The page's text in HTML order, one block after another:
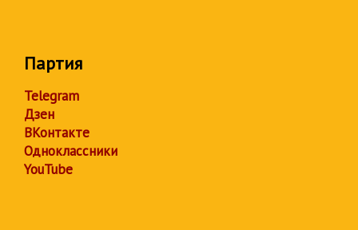
Партия
Telegram
Дзен
ВКонтакте
Одноклассники
YouTube